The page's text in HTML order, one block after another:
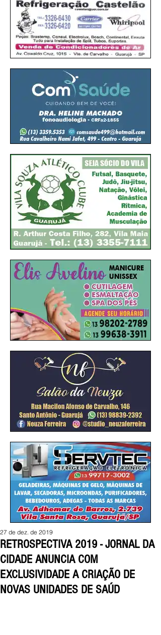
RETROSPECTIVA 2019 - JORNAL DA
CIDADE ANUNCIA COM
EXCLUSIVIDADE A CRIAÇÃO DE
NOVAS UNIDADES DE SAÚD
27 de dez. de 2019